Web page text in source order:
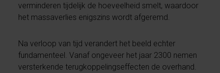
verminderen tijdelijk de hoeveelheid smelt, waardoor
het massaverlies enigszins wordt afgeremd.
Na verloop van tijd verandert het beeld echter
fundamenteel. Vanaf ongeveer het jaar 2300 nemen
versterkende terugkoppelingseffecten de overhand.